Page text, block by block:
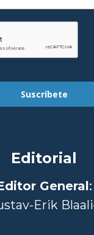
Suscríbete
Editorial
General:
Erik